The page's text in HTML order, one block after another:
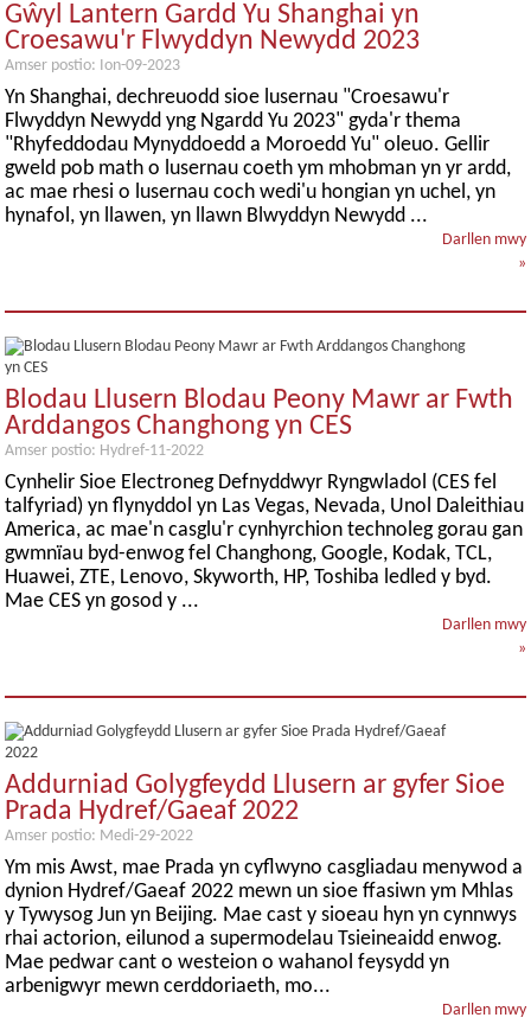
Gŵyl Lantern Gardd Yu Shanghai yn
Croesawu'r Flwyddyn Newydd 2023
Amser postio: Ion-09-2023
Yn Shanghai, dechreuodd sioe lusernau "Croesawu'r
Flwyddyn Newydd yng Ngardd Yu 2023" gyda'r thema
"Rhyfeddodau Mynyddoedd a Moroedd Yu" oleuo. Gellir
gweld pob math o lusernau coeth ym mhobman yn yr ardd,
ac mae rhesi o lusernau coch wedi'u hongian yn uchel, yn
hynafol, yn llawen, yn llawn Blwyddyn Newydd ...
Darllen mwy
»
Blodau Llusern Blodau Peony Mawr ar Fwth
Arddangos Changhong yn CES
Amser postio: Hydref-11-2022
Cynhelir Sioe Electroneg Defnyddwyr Ryngwladol (CES fel
talfyriad) yn flynyddol yn Las Vegas, Nevada, Unol Daleithiau
America, ac mae'n casglu'r cynhyrchion technoleg gorau gan
gwmnïau byd-enwog fel Changhong, Google, Kodak, TCL,
Huawei, ZTE, Lenovo, Skyworth, HP, Toshiba ledled y byd.
Mae CES yn gosod y ...
Darllen mwy
»
Addurniad Golygfeydd Llusern ar gyfer Sioe
Prada Hydref/Gaeaf 2022
Amser postio: Medi-29-2022
Ym mis Awst, mae Prada yn cyflwyno casgliadau menywod a
dynion Hydref/Gaeaf 2022 mewn un sioe ffasiwn ym Mhlas
y Tywysog Jun yn Beijing. Mae cast y sioeau hyn yn cynnwys
rhai actorion, eilunod a supermodelau Tsieineaidd enwog.
Mae pedwar cant o westeion o wahanol feysydd yn
arbenigwyr mewn cerddoriaeth, mo...
Darllen mwy